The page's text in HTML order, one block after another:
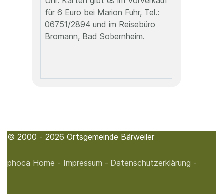
für 6 Euro bei Marion Fuhr, Tel.:
06751/2894 und im Reisebüro
Bromann, Bad Sobernheim.
© 2000 - 2026 Ortsgemeinde Bärweiler
phoca Home - Impressum - Datenschutzerklärung -